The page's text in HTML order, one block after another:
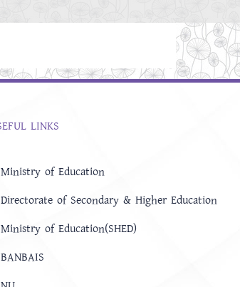
LINKS
Ministry of Education
Directorate of Secondary & Higher Education
Ministry of Education(SHED)
BANBAIS